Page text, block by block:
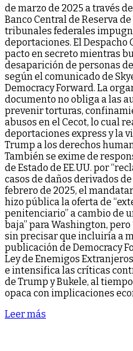
de marzo de 2025 a través
Banco Central de Reserva
tribunales federales
deportaciones. El
pacto en secreto mientras
desaparición de personas
según el comunicado de
Democracy Forward. La
documento no obliga a las
prevenir torturas,
abusos en el Cecot, lo cual
deportaciones express y la
Trump a los derechos
También se exime de
de Estado de EE.UU. por
casos de daños derivados
febrero de 2025, el
hizo pública la oferta de
penitenciario” a cambio de
baja” para Washington,
sin precisar que incluiría a
publicación de Democracy
Ley de Enemigos
e intensifica las críticas
de Trump y Bukele, al
opaca con implicaciones
Leer más